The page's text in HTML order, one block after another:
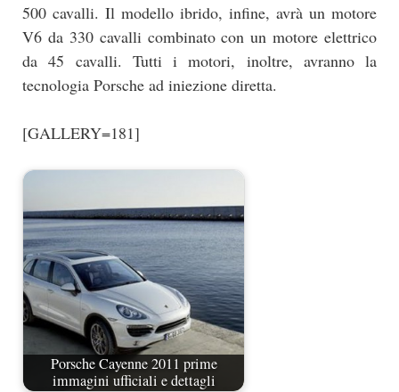
500 cavalli. Il modello ibrido, infine, avrà un motore
V6 da 330 cavalli combinato con un motore elettrico
da 45 cavalli. Tutti i motori, inoltre, avranno la
tecnologia Porsche ad iniezione diretta.
[GALLERY=181]
Porsche Cayenne 2011 prime
immagini ufficiali e dettagli